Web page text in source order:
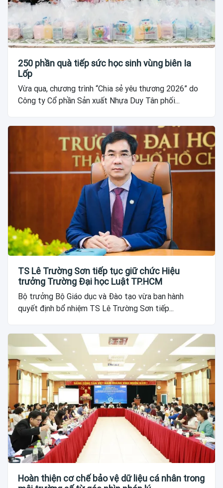
250 phần quà tiếp sức học sinh vùng biên Ia
Lốp
Vừa qua, chương trình “Chia sẻ yêu thương 2026” do
Công ty Cổ phần Sản xuất Nhựa Duy Tân phối...
TS Lê Trường Sơn tiếp tục giữ chức Hiệu
trưởng Trường Đại học Luật TP.HCM
Bộ trưởng Bộ Giáo dục và Đào tạo vừa ban hành
quyết định bổ nhiệm TS Lê Trường Sơn tiếp...
Hoàn thiện cơ chế bảo vệ dữ liệu cá nhân trong